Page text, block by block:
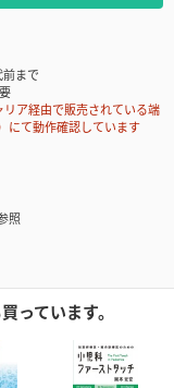
まで
ア経由で販売されている端
にて動作確認しています
照
っています。